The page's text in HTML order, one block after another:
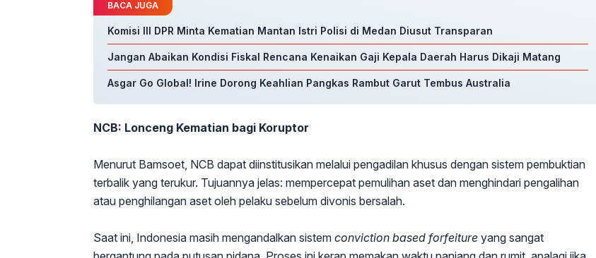
BACA JUGA
Komisi III DPR Minta Kematian Mantan Istri Polisi di Medan Diusut Transparan
Jangan Abaikan Kondisi Fiskal Rencana Kenaikan Gaji Kepala Daerah Harus Dikaji Matang
Asgar Go Global! Irine Dorong Keahlian Pangkas Rambut Garut Tembus Australia
NCB: Lonceng Kematian bagi Koruptor
Menurut Bamsoet, NCB dapat diinstitusikan melalui pengadilan khusus dengan sistem pembuktian
terbalik yang terukur. Tujuannya jelas: mempercepat pemulihan aset dan menghindari pengalihan
atau penghilangan aset oleh pelaku sebelum divonis bersalah.
Saat ini, Indonesia masih mengandalkan sistem conviction based forfeiture yang sangat